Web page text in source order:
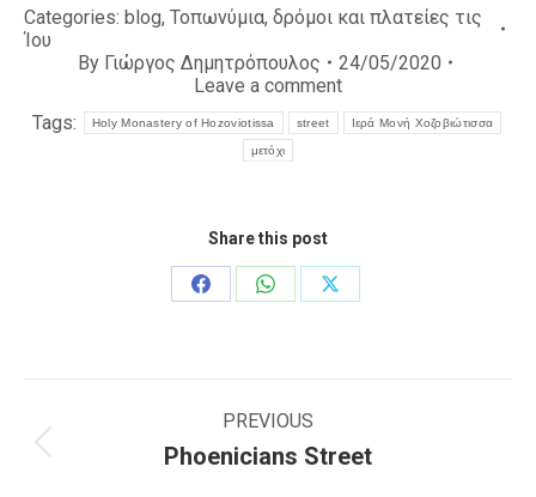
Categories: blog, Τοπωνύμια, δρόμοι και πλατείες τις
Ίου
By Γιώργος Δημητρόπουλος
24/05/2020
Leave a comment
Tags:
Holy Monastery of Hozoviotissa street Ιερά Μονή Χοζοβιώτισσα
μετόχι
Share this post
Share
Share
Share
PREVIOUS
Previous
Phoenicians Street